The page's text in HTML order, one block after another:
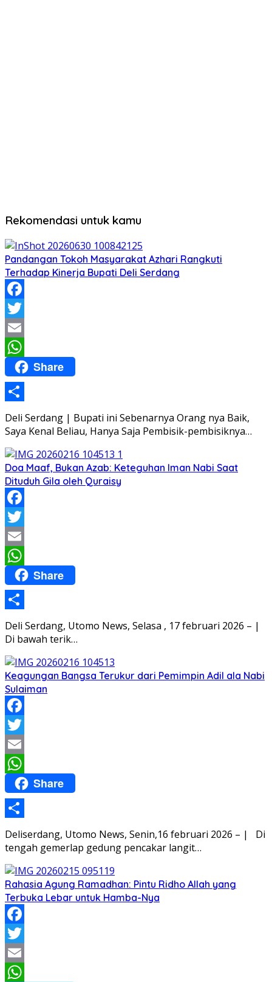
Rekomendasi untuk kamu
Pandangan Tokoh Masyarakat Azhari Rangkuti
Terhadap Kinerja Bupati Deli Serdang
Facebook
Twitter
Email
WhatsApp
Share
Share
Deli Serdang | Bupati ini Sebenarnya Orang nya Baik,
Saya Kenal Beliau, Hanya Saja Pembisik-pembisiknya…
Doa Maaf, Bukan Azab: Keteguhan Iman Nabi Saat
Dituduh Gila oleh Quraisy
Facebook
Twitter
Email
WhatsApp
Share
Share
Deli Serdang, Utomo News, Selasa , 17 februari 2026 – |
Di bawah terik…
Keagungan Bangsa Terukur dari Pemimpin Adil ala Nabi
Sulaiman
Facebook
Twitter
Email
WhatsApp
Share
Share
Deliserdang, Utomo News, Senin,16 februari 2026 – | Di
tengah gemerlap gedung pencakar langit…
Rahasia Agung Ramadhan: Pintu Ridho Allah yang
Terbuka Lebar untuk Hamba-Nya
Facebook
Twitter
Email